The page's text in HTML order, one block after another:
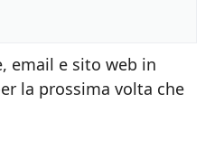
email e sito web in
la prossima volta che